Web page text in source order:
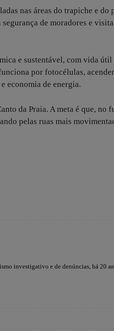
nas áreas do trapiche e do
de moradores e
e sustentável, com vida útil
por fotocélulas,
economia de energia.
da Praia. A meta é que, no
pelas ruas mais
investigativo e de denúncias, há 20